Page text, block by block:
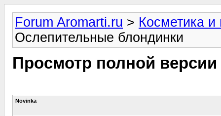
Forum Aromarti.ru > Косметика
Ослепительные блондинки
Просмотр полной
Novinka